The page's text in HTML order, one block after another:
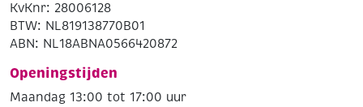
KvKnr: 28006128
BTW: NL819138770B01
ABN: NL18ABNA0566420872
Openingstijden
Maandag 13:00 tot 17:00 uur